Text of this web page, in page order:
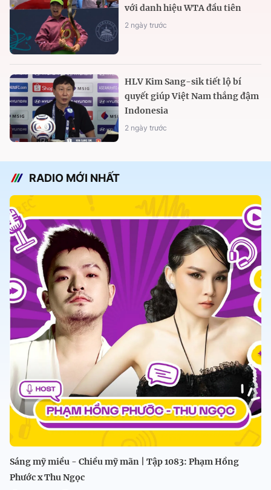
với danh hiệu WTA đầu tiên
2 ngày trước
HLV Kim Sang-sik tiết lộ bí
quyết giúp Việt Nam thắng đậm
Indonesia
2 ngày trước
RADIO MỚI NHẤT
Sáng mỹ miều - Chiều mỹ mãn | Tập 1083: Phạm Hồng
Phước x Thu Ngọc